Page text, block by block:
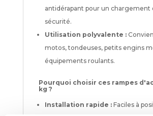
antidérapant pour un chargement
sécurité.
Utilisation polyvalente :
motos, tondeuses, petits engins
équipements roulants.
Pourquoi choisir ces rampes
kg ?
Installation rapide :Faciles à